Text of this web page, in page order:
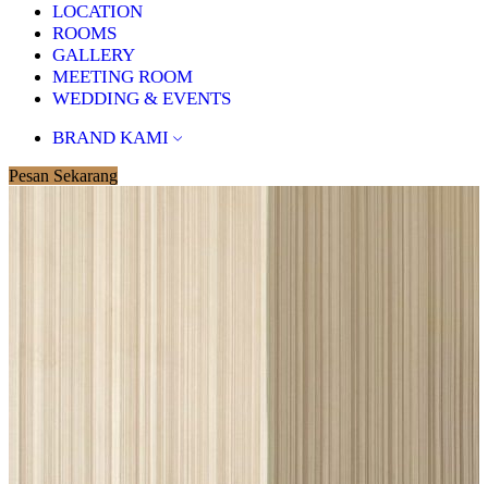
LOCATION
ROOMS
GALLERY
MEETING ROOM
WEDDING & EVENTS
BRAND KAMI
Pesan Sekarang